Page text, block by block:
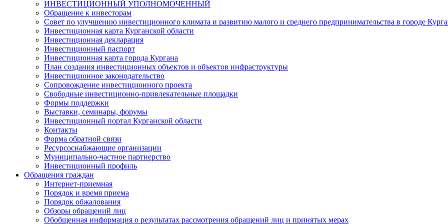
ИНВЕСТИЦИОННЫЙ УПОЛНОМОЧЕННЫЙ
Обращение к инвесторам
Совет по улучшению инвестиционного климата и развитию малого и среднего предпринимательства в городе
Инвестиционная карта Курганской области
Инвестиционная декларация
Инвестиционный паспорт
Инвестиционная карта города Кургана
План создания инвестиционных объектов и объектов инфраструктуры
Инвестиционное законодательство
Сопровождение инвестиционного проекта
Свободные инвестиционно-привлекательные площадки
Формы поддержки
Выставки, семинары, форумы
Инвестиционный портал Курганской области
Контакты
Форма обратной связи
Ресурсоснабжающие организации
Муниципально-частное партнерство
Инвестиционный профиль
Обращения граждан
Интернет-приемная
Порядок и время приема
Порядок обжалования
Обзоры обращений лиц
Обобщенная информация о результатах рассмотрения обращений лиц и принятых мерах